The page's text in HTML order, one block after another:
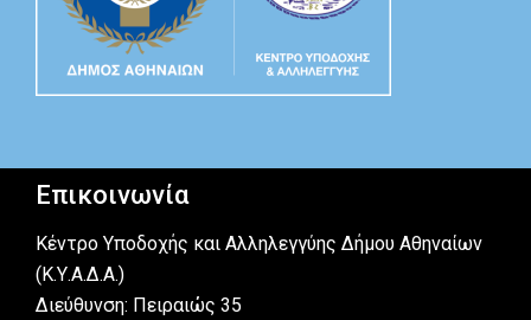
Επικοινωνία
Κέντρο Υποδοχής και Αλληλεγγύης Δήμου Αθηναίων
(Κ.Υ.Α.Δ.Α.)
Διεύθυνση: Πειραιώς 35